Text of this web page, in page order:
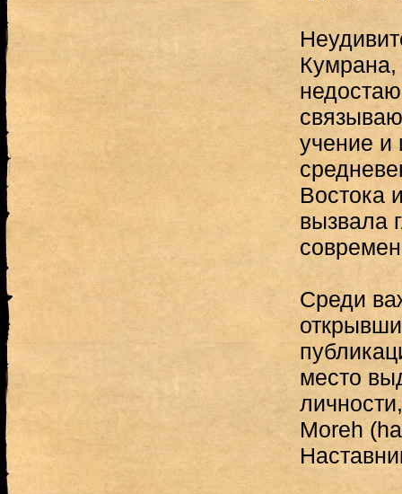
учение и
Востока
вызвала
Среди
место
Moreh